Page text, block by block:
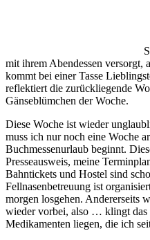
mit ihrem Abendessen versorgt,
kommt bei einer Tasse
reflektiert die zurückliegende
Gänseblümchen der Woche.
Diese Woche ist wieder
muss ich nur noch eine Woche
Buchmessenurlaub beginnt.
Presseausweis, meine
Bahntickets und Hostel sind
Fellnasenbetreuung ist
morgen losgehen. Andererseits
wieder vorbei, also … klingt das
Medikamenten liegen, die ich